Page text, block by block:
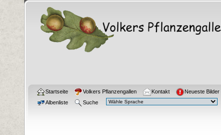
Startseite Volkers Pflanzengallen Kontakt
Neueste Bilder
Albenliste
Suche